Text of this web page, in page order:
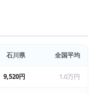
石川県 全国平均
9,520円 1.0万円